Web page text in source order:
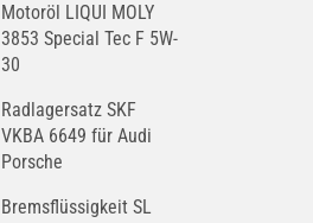
Motoröl LIQUI MOLY
3853 Special Tec F 5W-
30
Radlagersatz SKF
VKBA 6649 für Audi
Porsche
Bremsflüssigkeit SL